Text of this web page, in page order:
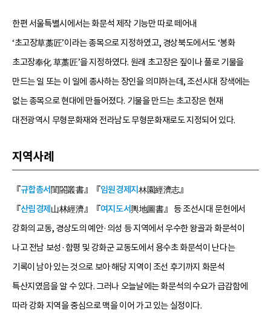
한편 서울특별시에서는 화문석 제작 기능만 따로 떼어내
‘초고장草藁匠’이라는 종목으로 지정하였고, 경상북도에서도 ‘봉화
초고장奉化 草藁匠’을 지정하였다. 원래 초고장은 짚이나 풀로 기물을
만드는 일 또는 이 일에 종사하는 장인을 의미하는데, 조선시대 장색에는
없는 종목으로 현대에 만들어졌다. 기물을 만드는 초고장은 현재
대전광역시 무형문화재와 전라남도 무형문화재로도 지정되어 있다.
지역사례
『규합총서閨閤叢書』『임원경제지 林園經濟志』
『산림경제 山林經濟』『여지도서輿地圖書』 등 조선시대 문헌에서
강화의 교동, 경상도의 예안·의성 등 지역에서 우수한 왕골과 화문석이
나고 전남 보성·함평 및 강화군 교동도에서 용수초 화문석이 난다는
기록이 남아 있는 것으로 보아 해당 지역이 조선 후기까지 화문석
특산지였음을 알 수 있다. 그러나 오늘날에는 화문석의 수요가 급감함에
따라 강화 지역을 중심으로 맥을 이어 가고 있는 실정이다.